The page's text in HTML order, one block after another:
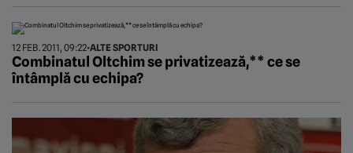
12 FEB. 2011, 09:22•ALTE SPORTURI
Combinatul Oltchim se privatizează,** ce se
întâmplă cu echipa?